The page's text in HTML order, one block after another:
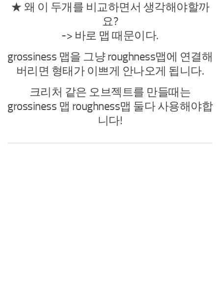
★ 왜 이 두개를 비교하면서 생각해야할까
요?
-> 바로 맵 때문이다.
grossiness 맵을 그냥 roughness맵에 연결해
버리면 형태가 이쁘게 안나오게 됩니다.
크리처 같은 오브젝트를 만들때는
grossiness 맵 roughness맵 둘다 사용해야합
니다!